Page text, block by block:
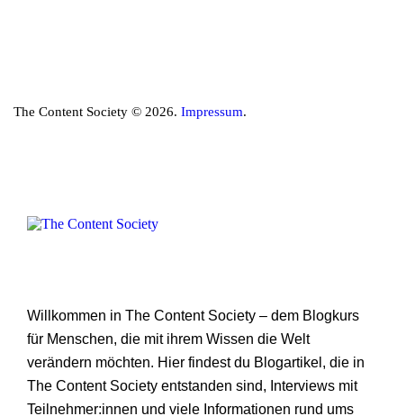
The Content Society © 2026. Impressum.
Willkommen in The Content Society – dem Blogkurs
für Menschen, die mit ihrem Wissen die Welt
verändern möchten. Hier findest du Blogartikel, die in
The Content Society entstanden sind, Interviews mit
Teilnehmer:innen und viele Informationen rund ums